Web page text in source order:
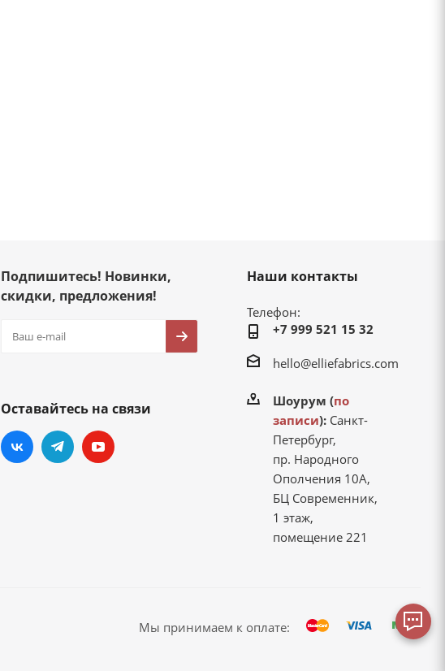
Подпишитесь! Новинки,
скидки, предложения!
Оставайтесь на связи
Наши контакты
Телефон:
+7 999 521 15 32
hello@elliefabrics.com
Шоурум (по
записи):Санкт-
Петербург,
пр. Народного
Ополчения 10А,
БЦ Современник,
1 этаж,
помещение 221
Мы принимаем к оплате: